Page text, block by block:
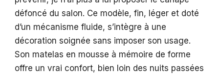
défoncé du salon. Ce modèle, fin, léger et doté
d’un mécanisme fluide, s’intègre à une
décoration soignée sans imposer son usage.
Son matelas en mousse à mémoire de forme
offre un vrai confort, bien loin des nuits passées